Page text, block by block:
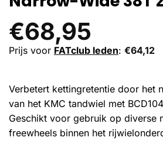
€68,95
Prijs voor FATclub leden: €64,12
Verbetert kettingretentie door het
van het KMC tandwiel met
Geschikt voor gebruik op diverse
freewheels binnen het